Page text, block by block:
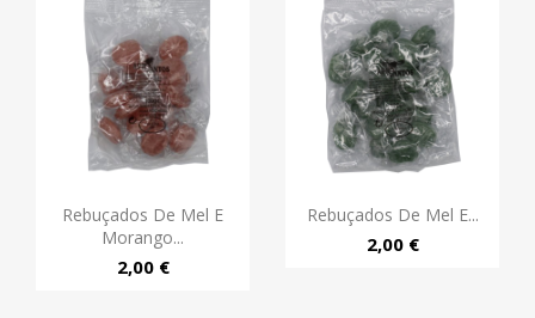
Rebuçados De Mel E
Morango...
2,00 €
Rebuçados De Mel E...
2,00 €